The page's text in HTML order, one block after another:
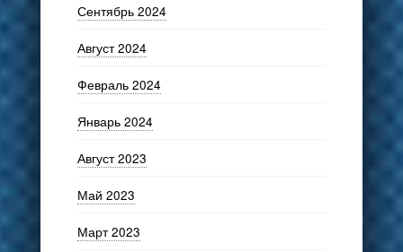
Сентябрь 2024
Август 2024
Февраль 2024
Январь 2024
Август 2023
Май 2023
Март 2023